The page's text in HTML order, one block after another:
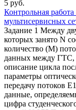
5 руб.
Контрольная
мультисервисных
Задание 1 Между
которых занято N
количество (М)
данных между ГТС,
описание цикла
параметры
передачу потоков
данные,
цифра